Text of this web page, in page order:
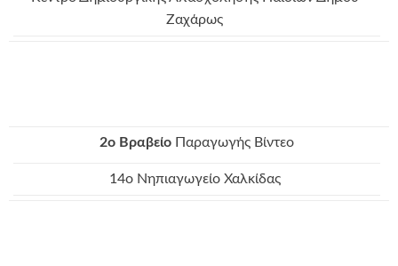
Ζαχάρως
2o Bραβείο Παραγωγής Βίντεο
14ο Νηπιαγωγείο Χαλκίδας